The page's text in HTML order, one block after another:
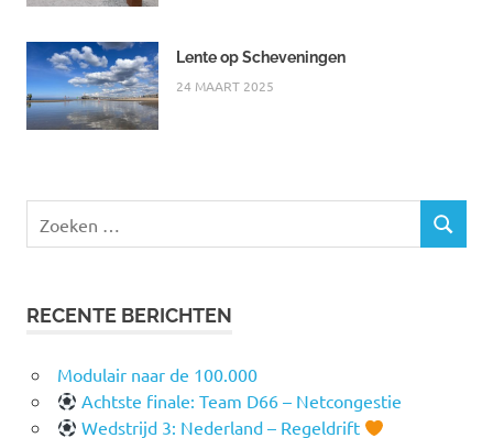
Lente op Scheveningen
24 MAART 2025
naar:
ZOEKEN
RECENTE BERICHTEN
Modulair naar de 100.000
Achtste finale: Team D66 – Netcongestie
Wedstrijd 3: Nederland – Regeldrift